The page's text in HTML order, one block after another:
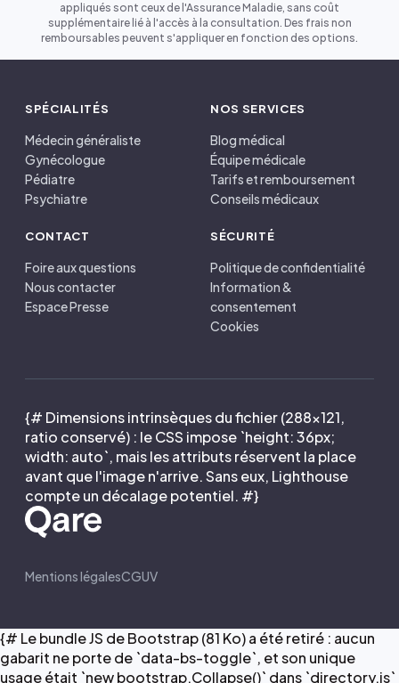
appliqués sont ceux de l'Assurance Maladie, sans coût
supplémentaire lié à l'accès à la consultation. Des frais non
remboursables peuvent s'appliquer en fonction des options.
SPÉCIALITÉS
Médecin généraliste
Gynécologue
Pédiatre
Psychiatre
NOS SERVICES
Blog médical
Équipe médicale
Tarifs et remboursement
Conseils médicaux
CONTACT
Foire aux questions
Nous contacter
Espace Presse
SÉCURITÉ
Politique de confidentialité
Information &
consentement
Cookies
{# Dimensions intrinsèques du fichier (288×121,
ratio conservé) : le CSS impose `height: 36px;
width: auto`, mais les attributs réservent la place
avant que l'image n'arrive. Sans eux, Lighthouse
compte un décalage potentiel. #}
Mentions légalesCGUV
{# Le bundle JS de Bootstrap (81 Ko) a été retiré : aucun
gabarit ne porte de `data-bs-toggle`, et son unique
usage était `new bootstrap.Collapse()` dans `directory.js`